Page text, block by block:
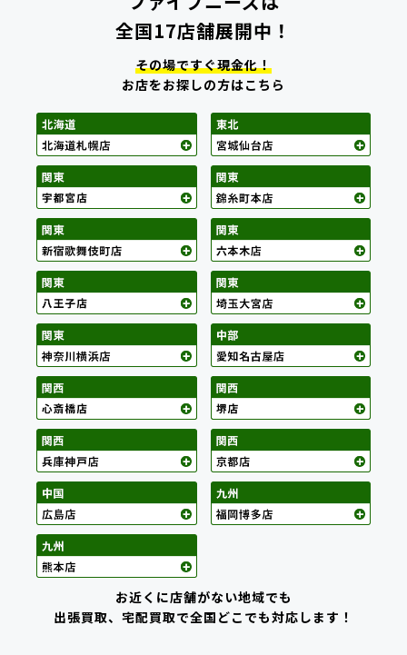
全国17店舗展開中！
その場ですぐ現金化！
お店をお探しの方はこちら
お近くに店舗がない地域でも
出張買取、宅配買取で全国どこでも対応します！